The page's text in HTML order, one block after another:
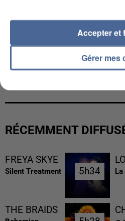
RÉCEMMENT
FREYA SKYE
Silent Treatment 5h34
5h34
THE BRAIDS
Gérer mes
Accepter et